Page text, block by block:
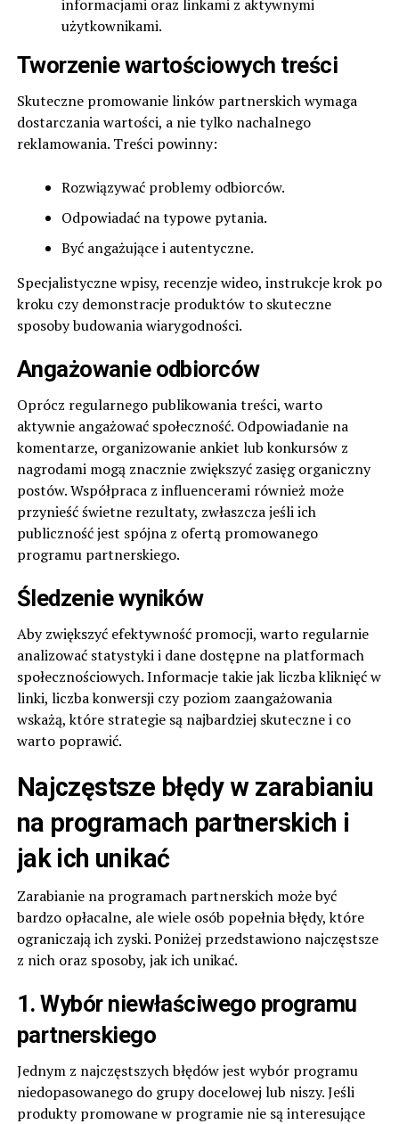
informacjami oraz linkami z aktywnymi
użytkownikami.
Tworzenie wartościowych treści
Skuteczne promowanie linków partnerskich wymaga
dostarczania wartości, a nie tylko nachalnego
reklamowania. Treści powinny:
Rozwiązywać problemy odbiorców.
Odpowiadać na typowe pytania.
Być angażujące i autentyczne.
Specjalistyczne wpisy, recenzje wideo, instrukcje krok po
kroku czy demonstracje produktów to skuteczne
sposoby budowania wiarygodności.
Angażowanie odbiorców
Oprócz regularnego publikowania treści, warto
aktywnie angażować społeczność. Odpowiadanie na
komentarze, organizowanie ankiet lub konkursów z
nagrodami mogą znacznie zwiększyć zasięg organiczny
postów. Współpraca z influencerami również może
przynieść świetne rezultaty, zwłaszcza jeśli ich
publiczność jest spójna z ofertą promowanego
programu partnerskiego.
Śledzenie wyników
Aby zwiększyć efektywność promocji, warto regularnie
analizować statystyki i dane dostępne na platformach
społecznościowych. Informacje takie jak liczba kliknięć w
linki, liczba konwersji czy poziom zaangażowania
wskażą, które strategie są najbardziej skuteczne i co
warto poprawić.
Najczęstsze błędy w zarabianiu
na programach partnerskich i
jak ich unikać
Zarabianie na programach partnerskich może być
bardzo opłacalne, ale wiele osób popełnia błędy, które
ograniczają ich zyski. Poniżej przedstawiono najczęstsze
z nich oraz sposoby, jak ich unikać.
1. Wybór niewłaściwego programu
partnerskiego
Jednym z najczęstszych błędów jest wybór programu
niedopasowanego do grupy docelowej lub niszy. Jeśli
produkty promowane w programie nie są interesujące